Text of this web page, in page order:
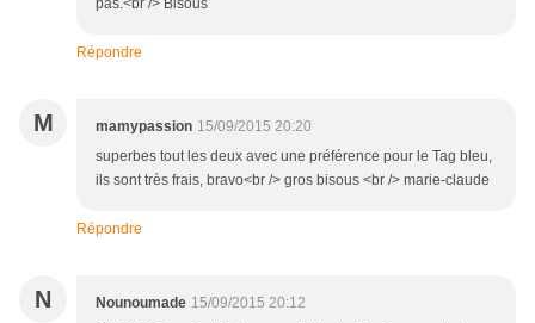
pas.<br /> Bisous
Répondre
M mamypassion 15/09/2015 20:20
superbes tout les deux avec une préférence pour le Tag bleu,
ils sont très frais, bravo<br /> gros bisous <br /> marie-claude
Répondre
N Nounoumade 15/09/2015 20:12